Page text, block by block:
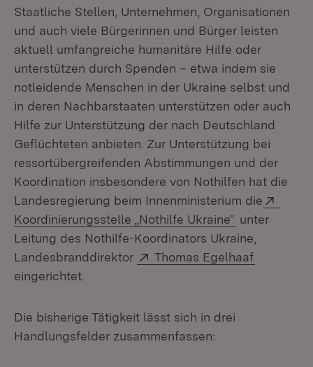
Staatliche Stellen, Unternehmen, Organisationen
und auch viele Bürgerinnen und Bürger leisten
aktuell umfangreiche humanitäre Hilfe oder
unterstützen durch Spenden – etwa indem sie
notleidende Menschen in der Ukraine selbst und
in deren Nachbarstaaten unterstützen oder auch
Hilfe zur Unterstützung der nach Deutschland
Geflüchteten anbieten. Zur Unterstützung bei
ressortübergreifenden Abstimmungen und der
Koordination insbesondere von Nothilfen hat die
Landesregierung beim Innenministerium die
Koordinierungsstelle „Nothilfe Ukraine“ (Öffnet in
unter
Leitung des Nothilfe-Koordinators Ukraine,
Landesbranddirektor
Extern:
Thomas Egelhaaf
eingerichtet.
Die bisherige Tätigkeit lässt sich in drei
Handlungsfelder zusammenfassen: